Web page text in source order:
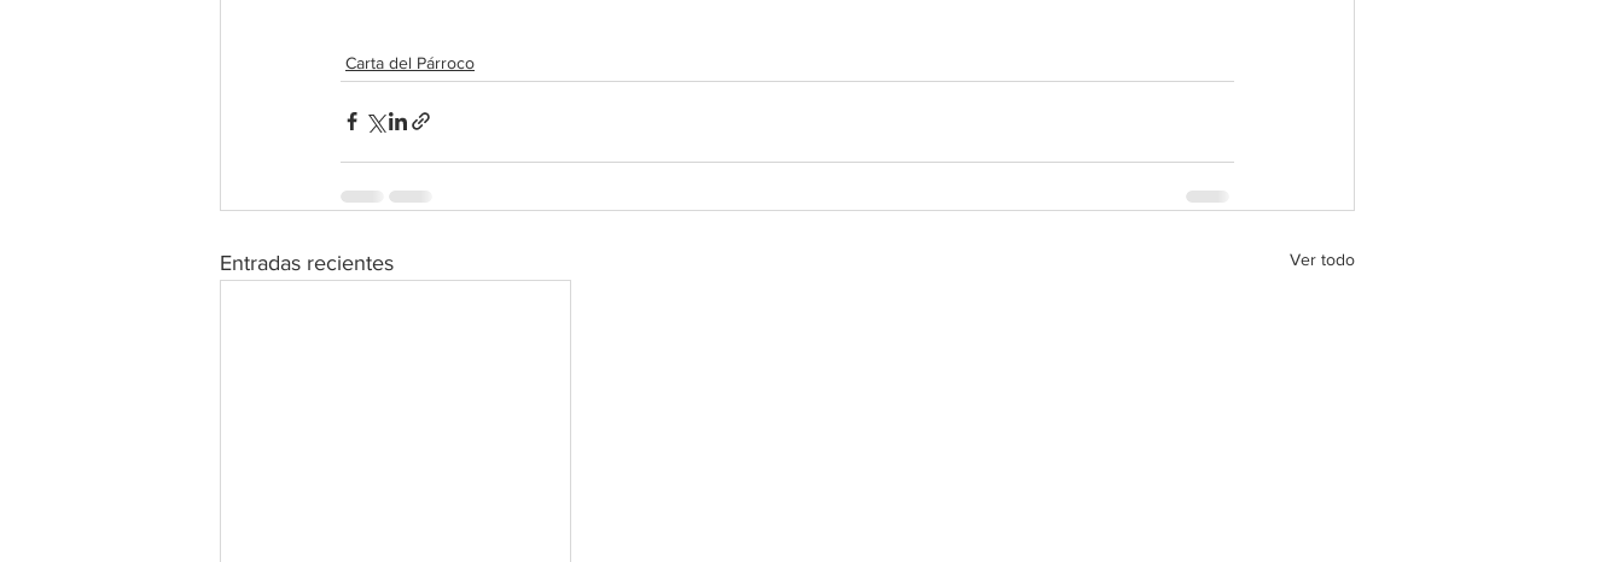
Carta del Párroco
Entradas recientes Ver todo